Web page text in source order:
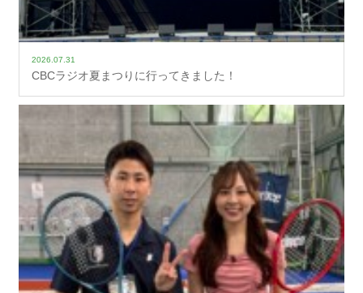
2026.07.31
CBCラジオ夏まつりに行ってきました！